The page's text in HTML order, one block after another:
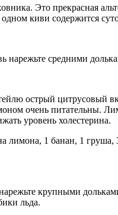
Это прекрасная
киви содержится
нарежьте средними
острый цитрусовый
очень
уровень холестерина.
лимона, 1 банан, 1
крупными
льда.